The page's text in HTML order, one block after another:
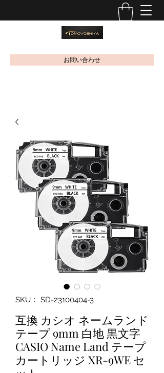
お問い合わせ
SKU： SD-23100404-3
互換 カシオ ネームランド
テープ 9mm 白地 黒文字
CASIO Name Land テープ
カートリッジ XR-9WE セ